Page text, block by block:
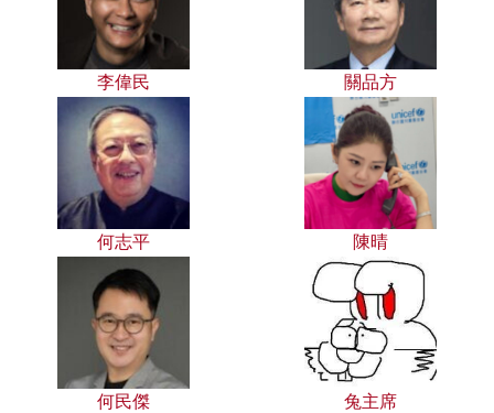
李偉民 關品方
何志平 陳晴
何民傑 兔主席